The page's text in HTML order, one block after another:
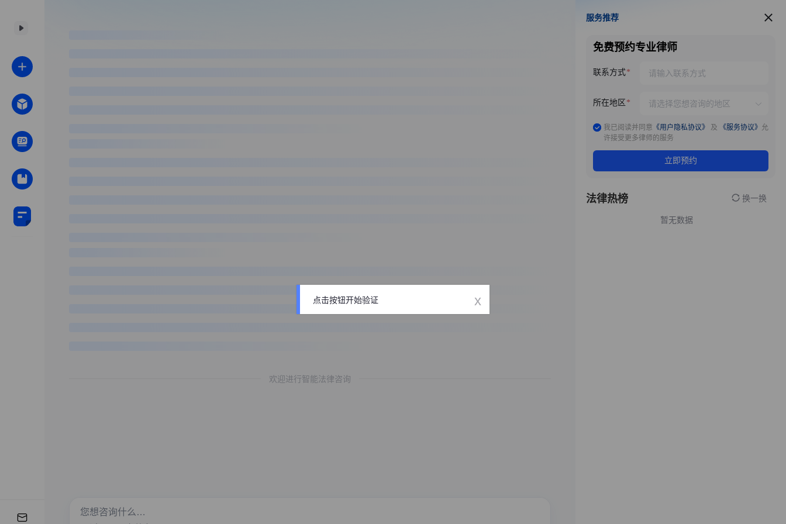
欢迎进行智能法律咨询
服务推荐
服务推荐
免费预约专业律师
联系方式
所在地区
我已阅读并同意 《用户隐私协议》 及 《服务协议》 允
许接受更多律师的服务
立即预约
法律热榜 换一换
暂无数据
点击按钮开始验证 x